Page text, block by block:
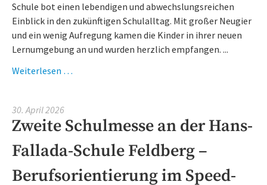
Schule bot einen lebendigen und abwechslungsreichen
Einblick in den zukünftigen Schulalltag. Mit großer Neugier
und ein wenig Aufregung kamen die Kinder in ihrer neuen
Lernumgebung an und wurden herzlich empfangen. ...
Weiterlesen …
30. April 2026
Zweite Schulmesse an der Hans-
Fallada-Schule Feldberg –
Berufsorientierung im Speed-